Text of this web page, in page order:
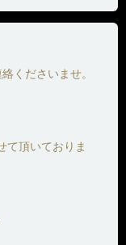
くださいませ。
て頂いておりま